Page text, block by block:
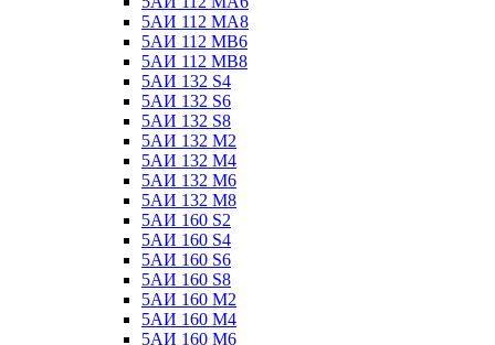
5АИ 112 МА8
5АИ 112 МВ6
5АИ 112 МВ8
5АИ 132 S4
5АИ 132 S6
5АИ 132 S8
5АИ 132 М2
5АИ 132 М4
5АИ 132 М6
5АИ 132 М8
5АИ 160 S2
5АИ 160 S4
5АИ 160 S6
5АИ 160 S8
5АИ 160 М2
5АИ 160 М4
5АИ 160 М6